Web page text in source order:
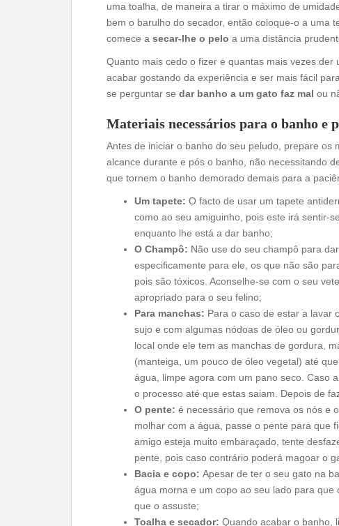
uma toalha, de maneira a tirar o máximo de
bem o barulho do secador, então coloque-o a uma
comece a secar-lhe o pelo a uma distância
Quanto mais cedo o fizer e quantas mais vezes
acabar gostando da experiência e ser mais fácil
se perguntar se dar banho a um gato faz mal ou
Materiais necessários para o banho e
Antes de iniciar o banho do seu peludo, prepare os
alcance durante e pós o banho, não necessitando
que tornem o banho demorado demais para a
Um tapete: O facto de usar um tapete
como ao seu amiguinho, pois este irá sentir-
enquanto lhe está a dar banho;
O Champô: Não use do seu champô para
especificamente para ele, os que não são
pois são tóxicos. Aconselhe-se com o seu
apropriado para o seu felino;
Para manchas: Para o caso de estar a lavar
sujo e com algumas nódoas de óleo ou
local onde ele tem as manchas de gordura,
(manteiga, um pouco de óleo vegetal) até
água, limpe agora com um pano seco. Caso
o processo até que estas saiam. Depois de
O pente: é necessário que remova os nós e
molhar com a água, passe o pente para que
amigo esteja muito embaraçado, tente
pente, pois caso contrário poderá magoar o
Bacia e copo: Apesar de ter o seu gato na
água morna e um copo ao seu lado para
que o assuste;
Toalha e secador: Quando acabar o banho,